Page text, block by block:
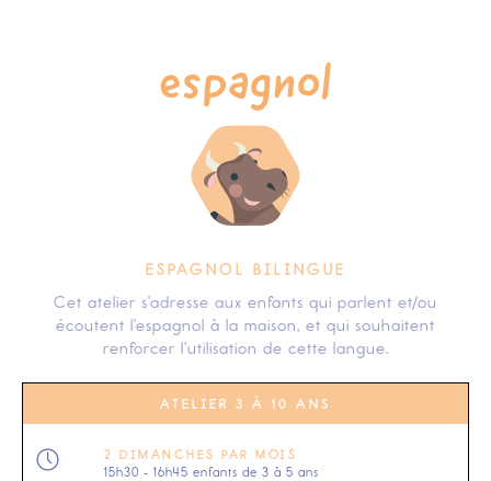
espagnol
ESPAGNOL BILINGUE
Cet atelier s'adresse aux enfants qui parlent et/ou
écoutent l'espagnol à la maison, et qui souhaitent
renforcer l'utilisation de cette langue.
ATELIER 3 À 10 ANS
2 DIMANCHES PAR MOIS
15h30 - 16h45 enfants de 3 à 5 ans